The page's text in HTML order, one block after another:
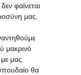
φαίνεται
μας.
μακρινό
μας
θα